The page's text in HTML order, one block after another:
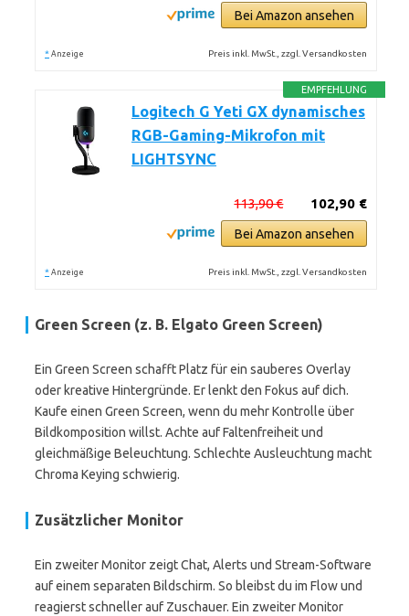
Bei Amazon ansehen
* Anzeige Preis inkl. MwSt., zzgl. Versandkosten
EMPFEHLUNG
Logitech G Yeti GX dynamisches
RGB-Gaming-Mikrofon mit
LIGHTSYNC
102,90 €
113,90 €
Bei Amazon ansehen
* Anzeige Preis inkl. MwSt., zzgl. Versandkosten
Green Screen (z. B. Elgato Green Screen)
Ein Green Screen schafft Platz für ein sauberes Overlay
oder kreative Hintergründe. Er lenkt den Fokus auf dich.
Kaufe einen Green Screen, wenn du mehr Kontrolle über
Bildkomposition willst. Achte auf Faltenfreiheit und
gleichmäßige Beleuchtung. Schlechte Ausleuchtung macht
Chroma Keying schwierig.
Zusätzlicher Monitor
Ein zweiter Monitor zeigt Chat, Alerts und Stream-Software
auf einem separaten Bildschirm. So bleibst du im Flow und
reagierst schneller auf Zuschauer. Ein zweiter Monitor